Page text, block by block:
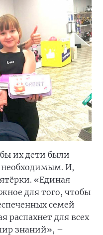
их дети были
необходимым. И,
«Единая
для того, чтобы
семей
распахнет для всех
знаний», –